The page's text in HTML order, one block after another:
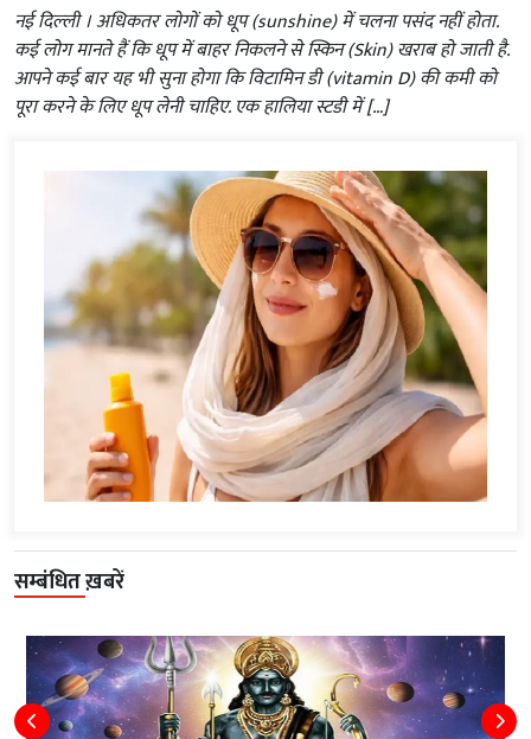
नई दिल्‍ली । अधिकतर लोगों को धूप (sunshine) में चलना पसंद नहीं होता.
कई लोग मानते हैं कि धूप में बाहर निकलने से स्किन (Skin) खराब हो जाती है.
आपने कई बार यह भी सुना होगा कि विटामिन डी (vitamin D) की कमी को
पूरा करने के लिए धूप लेनी चाहिए. एक हालिया स्टडी में […]
सम्बंधित ख़बरें